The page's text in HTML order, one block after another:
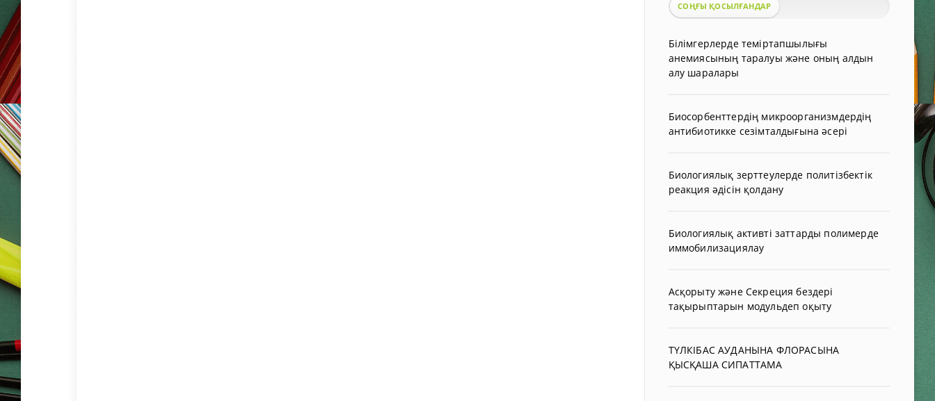
СОҢҒЫ ҚОСЫЛҒАНДАР
Білімгерлерде теміртапшылығы
анемиясының таралуы және оның алдын
алу шаралары
Биосорбенттердің микроорганизмдердің
антибиотикке сезімталдығына әсері
Биологиялық зерттеулерде политізбектік
реакция әдісін қолдану
Биологиялық активті заттарды полимерде
иммобилизациялау
Асқорыту және Секреция бездері
тақырыптарын модульдеп оқыту
ТҮЛКІБАС АУДАНЫНА ФЛОРАСЫНА
ҚЫСҚАША СИПАТТАМА